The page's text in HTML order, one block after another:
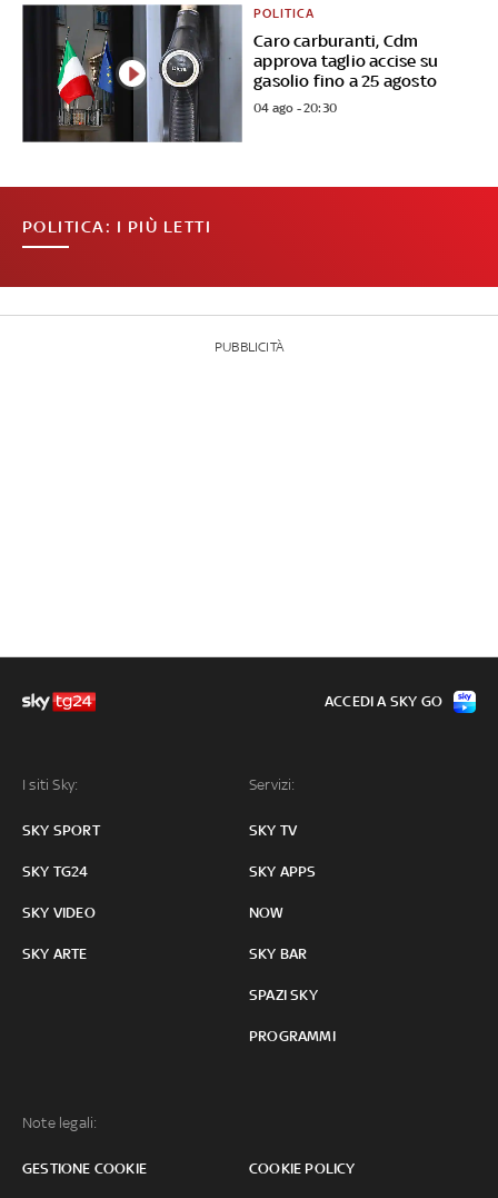
Caro carburanti, Cdm
approva taglio accise su
gasolio fino a 25 agosto
POLITICA
04 ago - 20:30
POLITICA: I PIÙ LETTI
PUBBLICITÀ
I siti Sky:
SKY SPORT
SKY TG24
SKY VIDEO
SKY ARTE
Servizi:
SKY TV
SKY APPS
NOW
SKY BAR
SPAZI SKY
PROGRAMMI
Note legali:
GESTIONE COOKIE COOKIE POLICY
ACCEDI A SKY GO